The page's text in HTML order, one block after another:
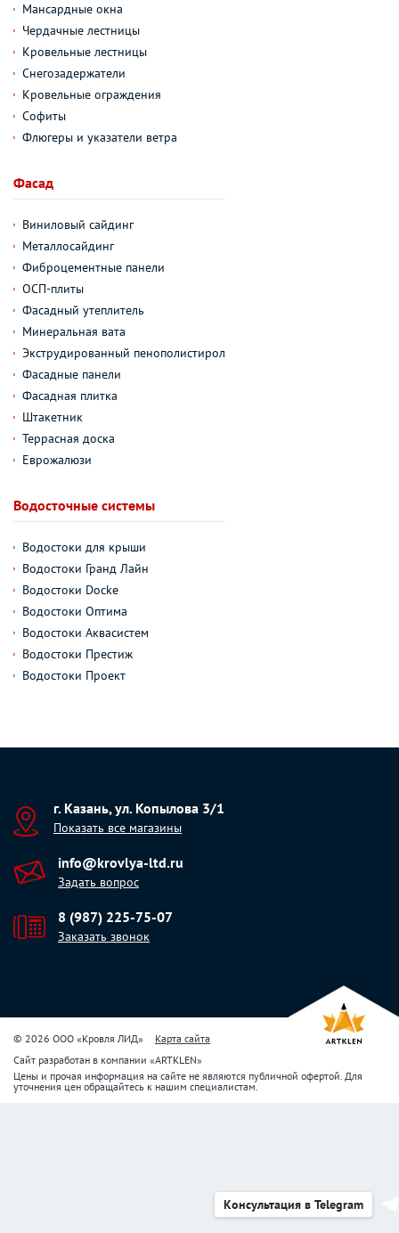
Мансардные окна
Чердачные лестницы
Кровельные лестницы
Снегозадержатели
Кровельные ограждения
Софиты
Флюгеры и указатели ветра
Фасад
Виниловый сайдинг
Металлосайдинг
Фиброцементные панели
ОСП-плиты
Фасадный утеплитель
Минеральная вата
Экструдированный пенополистирол
Фасадные панели
Фасадная плитка
Штакетник
Террасная доска
Еврожалюзи
Водосточные системы
Водостоки для крыши
Водостоки Гранд Лайн
Водостоки Docke
Водостоки Оптима
Водостоки Аквасистем
Водостоки Престиж
Водостоки Проект
г. Казань, ул. Копылова 3/1
Показать все магазины
info@krovlya-ltd.ru
Задать вопрос
8 (987) 225-75-07
Заказать звонок
© 2026 ООО «Кровля ЛИД»
Карта сайта
Сайт разработан в компании «ARTKLEN»
Цены и прочая информация на сайте не являются публичной офертой. Для
уточнения цен обращайтесь к нашим специалистам.
Консультация в Telegram